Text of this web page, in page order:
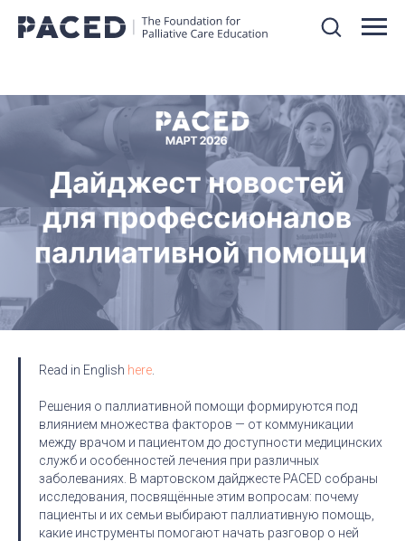
Read in English here
Решения о паллиативной помощи формируются под
влиянием множества факторов — от коммуникации
между врачом и пациентом до доступности медицинских
служб и особенностей лечения при различных
заболеваниях. В мартовском дайджесте PACED собраны
исследования, посвящённые этим вопросам: почему
пациенты и их семьи выбирают паллиативную помощь,
какие инструменты помогают начать разговор о ней